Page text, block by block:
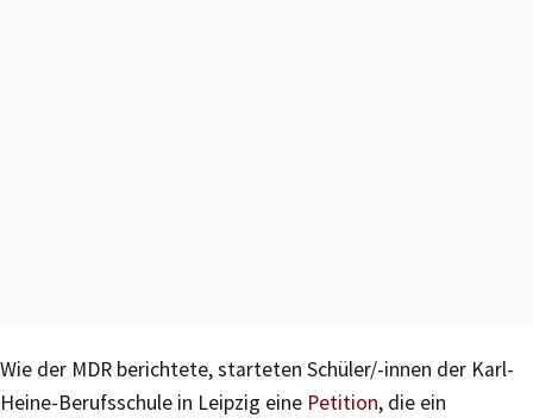
Wie der MDR berichtete, starteten Schüler/-innen der Karl-
Heine-Berufsschule in Leipzig eine Petition, die ein